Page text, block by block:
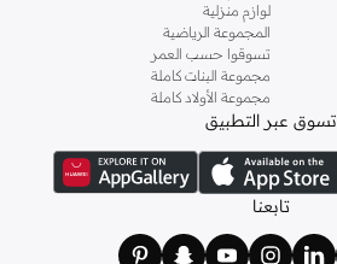
لوازم منزلية
المجموعة الرياضية
تسوقوا حسب العمر
مجموعة البنات كاملة
مجموعة الأولاد كاملة
تسوق عبر التطبيق
تابعنا